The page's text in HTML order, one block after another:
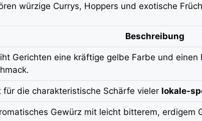
würzige Currys, Hoppers und exotische
Beschreibung
Gerichten eine kräftige gelbe Farbe und
für die charakteristische Schärfe vieler lokale-
Gewürz mit leicht bitterem, erdigem